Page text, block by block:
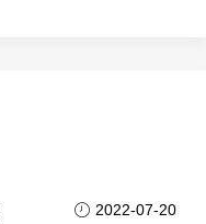
2022-07-20